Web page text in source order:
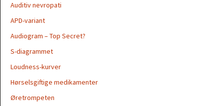
Auditiv nevropati
APD-variant
Audiogram – Top Secret?
S-diagrammet
Loudness-kurver
Hørselsgiftige medikamenter
Øretrompeten